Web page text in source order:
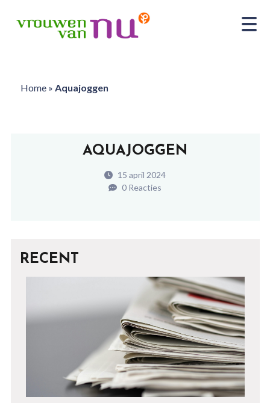
Home» Aquajoggen
AQUAJOGGEN
15 april 2024
0 Reacties
RECENT